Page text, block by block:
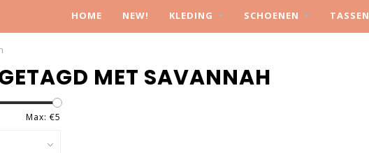
HOME NEW! KLEDING SCHOENEN TASSEN
MET SAVANNAH
Max: €5